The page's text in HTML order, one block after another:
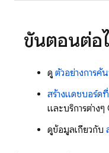
ขั้นตอนต่อ
ดู ตัวอย่างการค้
สร้างแดชบอร์ด
และบริการต่างๆ
ดูข้อมูลเกี่ยวกับ